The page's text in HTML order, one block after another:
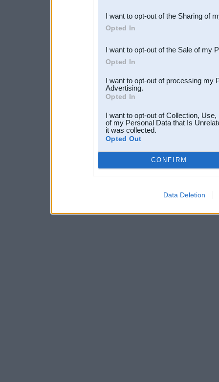
Downstream Participants
third parties.
I want to opt-out of the Sharing of
Opted In
I want to opt-out of the Sale of my
Opted In
I want to opt-out of processing my
Advertising.
Opted In
I want to opt-out of Collection,
of my Personal Data that Is
it was collected.
Opted Out
CONFIRM
Data Deletion